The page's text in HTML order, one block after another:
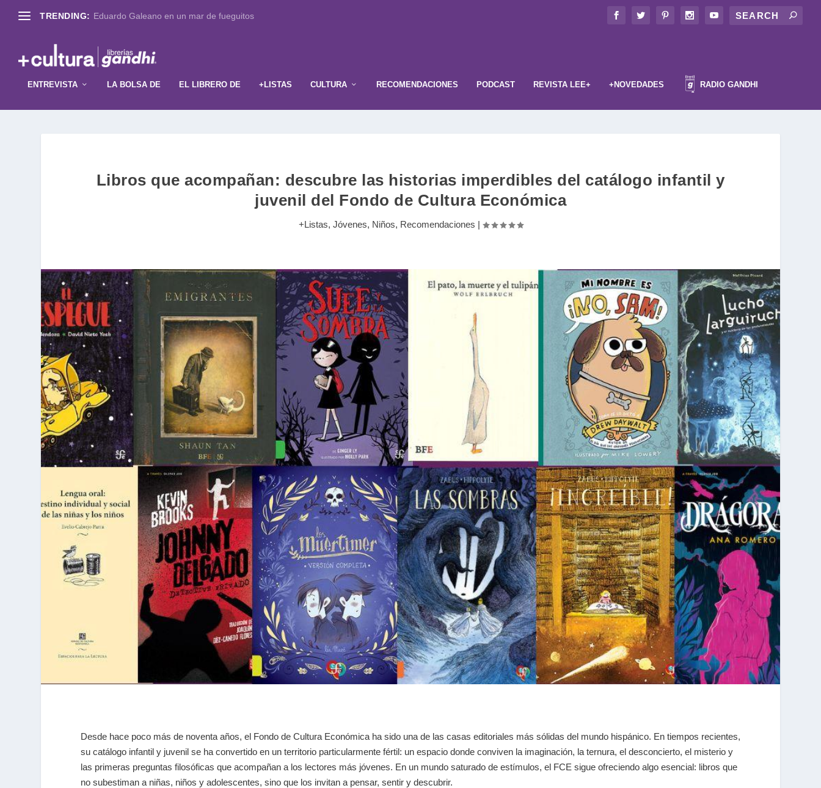
TRENDING: Eduardo Galeano en un mar de fueguitos
ENTREVISTA LA BOLSA DE EL LIBRERO DE +LISTAS CULTURA RECOMENDACIONES PODCAST REVISTA LEE+ +NOVEDADES RADIO GANDHI
Libros que acompañan: descubre las historias imperdibles del catálogo infantil y
juvenil del Fondo de Cultura Económica
+Listas, Jóvenes, Niños, Recomendaciones |
Desde hace poco más de noventa años, el Fondo de Cultura Económica ha sido una de las casas editoriales más sólidas del mundo hispánico. En tiempos recientes,
su catálogo infantil y juvenil se ha convertido en un territorio particularmente fértil: un espacio donde conviven la imaginación, la ternura, el desconcierto, el misterio y
las primeras preguntas filosóficas que acompañan a los lectores más jóvenes. En un mundo saturado de estímulos, el FCE sigue ofreciendo algo esencial: libros que
no subestiman a niñas, niños y adolescentes, sino que los invitan a pensar, sentir y descubrir.